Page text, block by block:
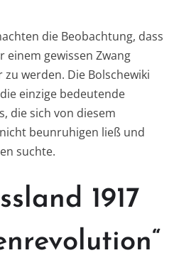
die Beobachtung, dass
gewissen Zwang
werden. Die Bolschewiki
einzige bedeutende
die sich von diesem
beunruhigen ließ und
suchte.
1917